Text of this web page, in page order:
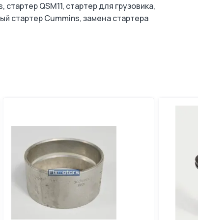
QSM11, стартер для грузовика,
стартер Cummins, замена стартера